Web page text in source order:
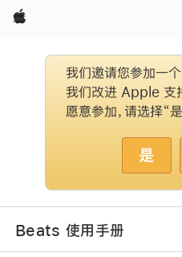
Apple
我们邀请您参加一
我们改进 Apple 支
愿意参加，请选择“是
是
Beats 使用手册